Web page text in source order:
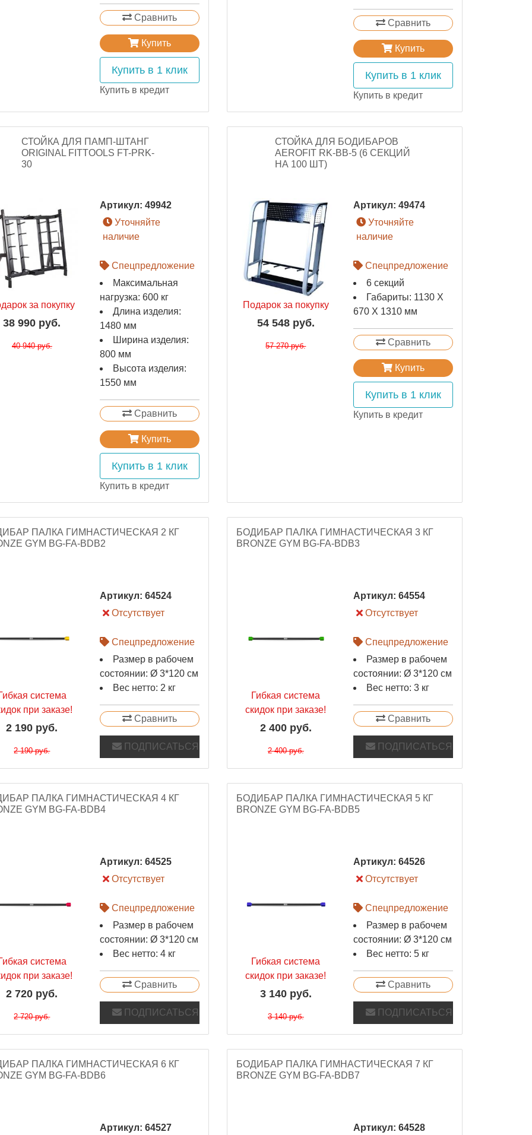
Сравнить
Купить
Купить в 1 клик
Купить в кредит
Сравнить
Купить
Купить в 1 клик
Купить в кредит
СТОЙКА ДЛЯ ПАМП-ШТАНГ
ORIGINAL FITTOOLS FT-PRK-
30
за покупку
38 990 руб.
40 940 руб.
Артикул: 49942
Уточняйте
наличие
Спецпредложение
Максимальная
нагрузка: 600 кг
Длина изделия:
1480 мм
Ширина изделия:
800 мм
Высота изделия:
1550 мм
Сравнить
Купить
Купить в 1 клик
Купить в кредит
СТОЙКА ДЛЯ БОДИБАРОВ
AEROFIT RK-BB-5 (6 СЕКЦИЙ
НА 100 ШТ)
Подарок за покупку
54 548 руб.
57 270 руб.
Артикул: 49474
Уточняйте
наличие
Спецпредложение
6 секций
Габариты: 1130 X
670 X 1310 мм
Сравнить
Купить
Купить в 1 клик
Купить в кредит
ПАЛКА ГИМНАСТИЧЕСКАЯ 2 КГ
GYM BG-FA-BDB2
система
при заказе!
2 190 руб.
2 190 руб.
Артикул: 64524
Отсутствует
Спецпредложение
Размер в рабочем
состоянии: Ø 3*120 см
Вес нетто: 2 кг
Сравнить
ПОДПИСАТЬСЯ
БОДИБАР ПАЛКА ГИМНАСТИЧЕСКАЯ 3 КГ
BRONZE GYM BG-FA-BDB3
Гибкая система
скидок при заказе!
2 400 руб.
2 400 руб.
Артикул: 64554
Отсутствует
Спецпредложение
Размер в рабочем
состоянии: Ø 3*120 см
Вес нетто: 3 кг
Сравнить
ПОДПИСАТЬСЯ
ПАЛКА ГИМНАСТИЧЕСКАЯ 4 КГ
GYM BG-FA-BDB4
система
при заказе!
2 720 руб.
2 720 руб.
Артикул: 64525
Отсутствует
Спецпредложение
Размер в рабочем
состоянии: Ø 3*120 см
Вес нетто: 4 кг
Сравнить
ПОДПИСАТЬСЯ
БОДИБАР ПАЛКА ГИМНАСТИЧЕСКАЯ 5 КГ
BRONZE GYM BG-FA-BDB5
Гибкая система
скидок при заказе!
3 140 руб.
3 140 руб.
Артикул: 64526
Отсутствует
Спецпредложение
Размер в рабочем
состоянии: Ø 3*120 см
Вес нетто: 5 кг
Сравнить
ПОДПИСАТЬСЯ
ПАЛКА ГИМНАСТИЧЕСКАЯ 6 КГ
GYM BG-FA-BDB6
Артикул: 64527
БОДИБАР ПАЛКА ГИМНАСТИЧЕСКАЯ 7 КГ
BRONZE GYM BG-FA-BDB7
Артикул: 64528